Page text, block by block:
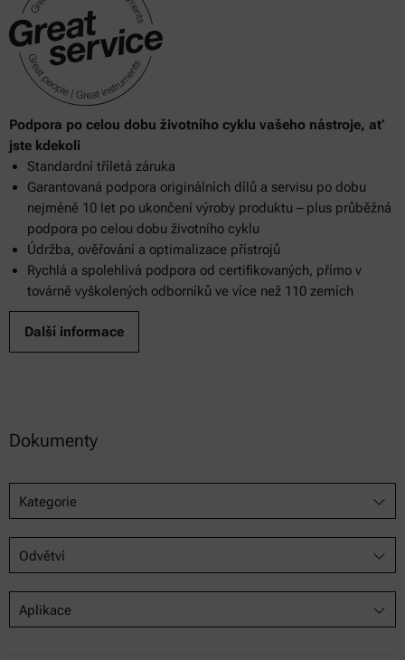
Podpora po celou dobu životního cyklu vašeho nástroje, ať
jste kdekoli
Standardní tříletá záruka
Garantovaná podpora originálních dílů a servisu po dobu
nejméně 10 let po ukončení výroby produktu – plus průběžná
podpora po celou dobu životního cyklu
Údržba, ověřování a optimalizace přístrojů
Rychlá a spolehlivá podpora od certifikovaných, přímo v
továrně vyškolených odborníků ve více než 110 zemích
Další informace
Dokumenty
Kategorie
Odvětví
Aplikace